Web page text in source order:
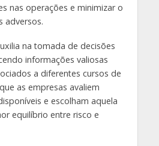
nas operações e minimizar o
adversos.
na tomada de decisões
informações valiosas
a diferentes cursos de
as empresas avaliem
e escolham aquela
equilíbrio entre risco e